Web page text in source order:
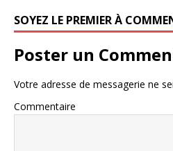
SOYEZ LE PREMIER À
Poster un
Votre adresse de messagerie ne
Commentaire